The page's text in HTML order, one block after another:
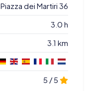
Piazza dei Martiri 36
3.0 h
3.1 km
5 / 5